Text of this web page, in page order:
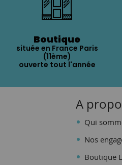
Boutique
située en France Paris
(11ème)
ouverte tout l'année
A
Qui
Nos
Boutique